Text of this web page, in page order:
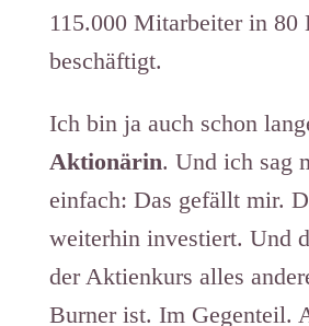
115.000 Mitarbeiter in 80
beschäftigt.
Ich bin ja auch schon
Aktionärin. Und ich sag
einfach: Das gefällt mir.
weiterhin investiert. Und
der Aktienkurs alles
Burner ist. Im Gegenteil.